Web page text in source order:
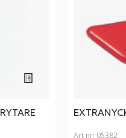
Art nr: 05382